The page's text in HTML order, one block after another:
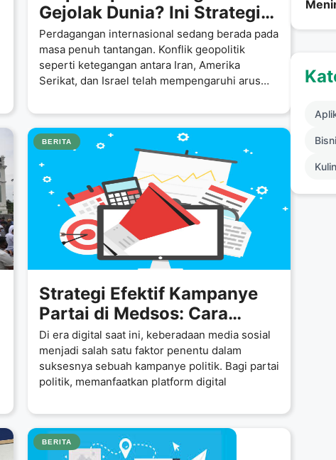
Gejolak Dunia? Ini Strategi
Menghadapi Prosedur
Ekspor yang Harus Kamu
Tahu!
Perdagangan internasional sedang berada pada
masa penuh tantangan. Konflik geopolitik
seperti ketegangan antara Iran, Amerika
Serikat, dan Israel telah mempengaruhi arus
BERITA
Strategi Efektif Kampanye
Partai di Medsos: Cara
Maksimalkan Pengaruh
Digital
Di era digital saat ini, keberadaan media sosial
menjadi salah satu faktor penentu dalam
suksesnya sebuah kampanye politik. Bagi partai
politik, memanfaatkan platform digital
BERITA